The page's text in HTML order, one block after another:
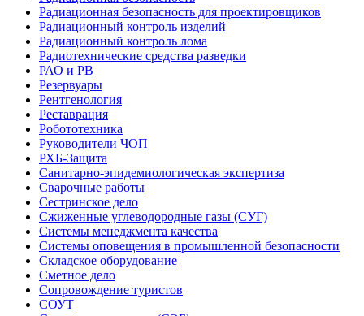
Радиационная безопасность для проектировщиков
Радиационный контроль изделий
Радиационный контроль лома
Радиотехнические средства разведки
РАО и РВ
Резервуары
Рентгенология
Реставрация
Робототехника
Руководители ЧОП
РХБ-Защита
Санитарно-эпидемиологическая экспертиза
Сварочные работы
Сестринское дело
Сжиженные углеводородные газы (СУГ)
Системы менеджмента качества
Системы оповещения в промышленной безопасности
Складское оборудование
Сметное дело
Сопровождение туристов
СОУТ